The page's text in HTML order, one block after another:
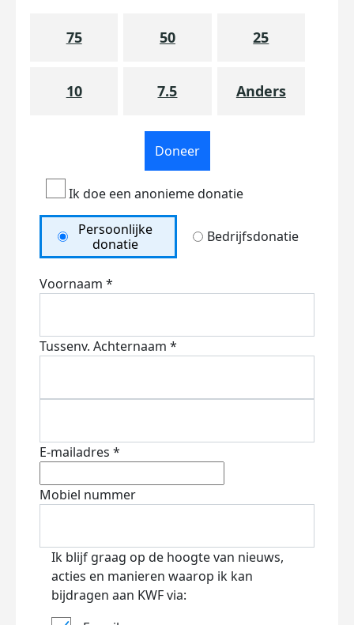
75 50 25
10 7.5 Anders
Doneer
Ik doe een anonieme donatie
Persoonlijke
donatie
Bedrijfsdonatie
Voornaam *
Tussenv. Achternaam *
E-mailadres *
Mobiel nummer
Ik blijf graag op de hoogte van nieuws,
acties en manieren waarop ik kan
bijdragen aan KWF via: